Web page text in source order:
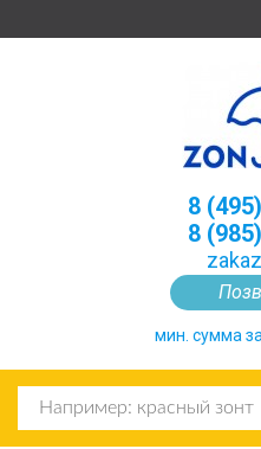
8
8
мин. сумма